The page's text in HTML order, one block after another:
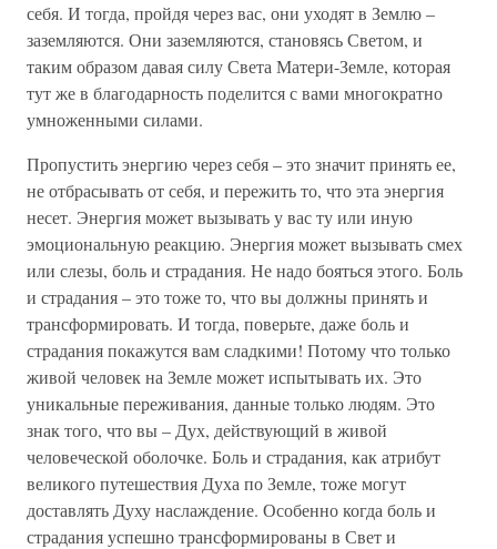
себя. И тогда, пройдя через вас, они уходят в Землю –
заземляются. Они заземляются, становясь Светом, и
таким образом давая силу Света Матери-Земле, которая
тут же в благодарность поделится с вами многократно
умноженными силами.
Пропустить энергию через себя – это значит принять ее,
не отбрасывать от себя, и пережить то, что эта энергия
несет. Энергия может вызывать у вас ту или иную
эмоциональную реакцию. Энергия может вызывать смех
или слезы, боль и страдания. Не надо бояться этого. Боль
и страдания – это тоже то, что вы должны принять и
трансформировать. И тогда, поверьте, даже боль и
страдания покажутся вам сладкими! Потому что только
живой человек на Земле может испытывать их. Это
уникальные переживания, данные только людям. Это
знак того, что вы – Дух, действующий в живой
человеческой оболочке. Боль и страдания, как атрибут
великого путешествия Духа по Земле, тоже могут
доставлять Духу наслаждение. Особенно когда боль и
страдания успешно трансформированы в Свет и